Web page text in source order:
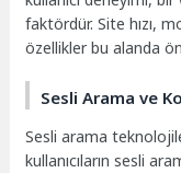
faktördür. Site hızı,
özellikler bu alanda
Sesli Arama ve
Sesli arama
kullanıcıların sesli